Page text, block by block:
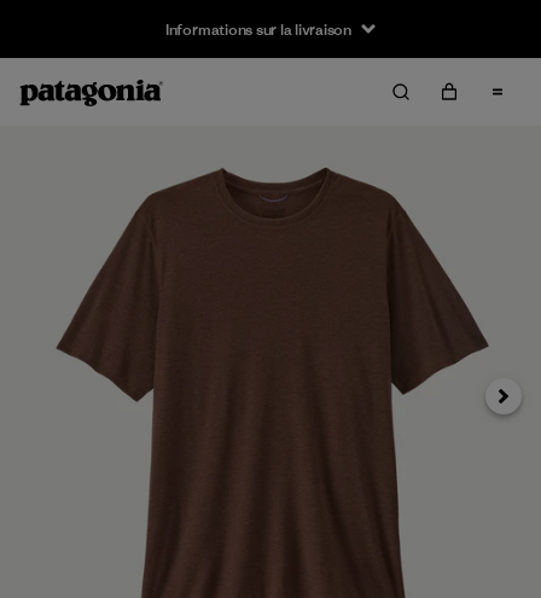
Informations sur la livraison